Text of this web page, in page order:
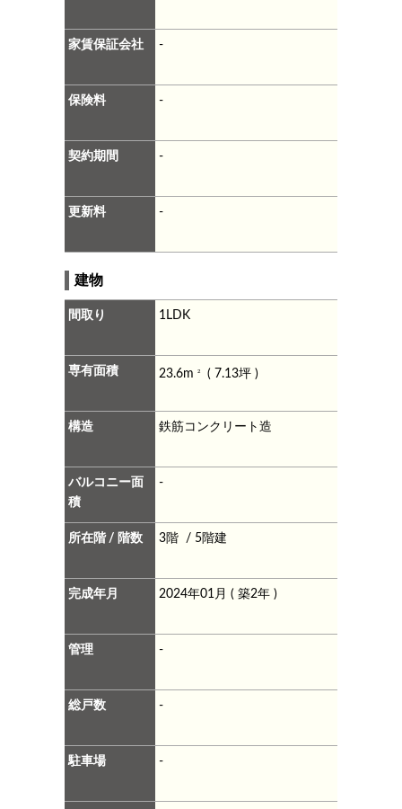
家賃保証会社 -
保険料 -
契約期間 -
更新料 -
建物
間取り 1LDK
専有面積 23.6m2 ( 7.13坪 )
構造 鉄筋コンクリート造
バルコニー面
積
-
所在階 / 階数 3階 / 5階建
完成年月 2024年01月 ( 築2年 )
管理 -
総戸数 -
駐車場 -